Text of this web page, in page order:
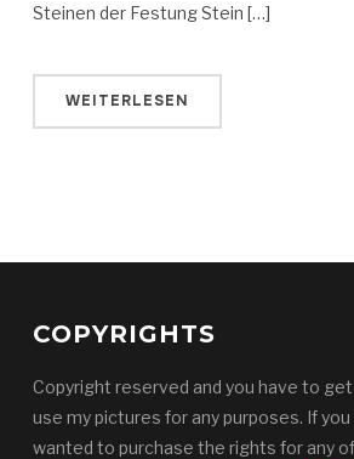
Steinen der Festung Stein […]
WEITERLESEN
COPYRIGHTS
Copyright reserved and you have to
use my pictures for any purposes. If
wanted to purchase the rights for any